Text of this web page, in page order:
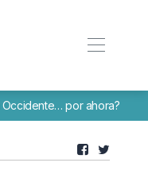
Occidente… por ahora?